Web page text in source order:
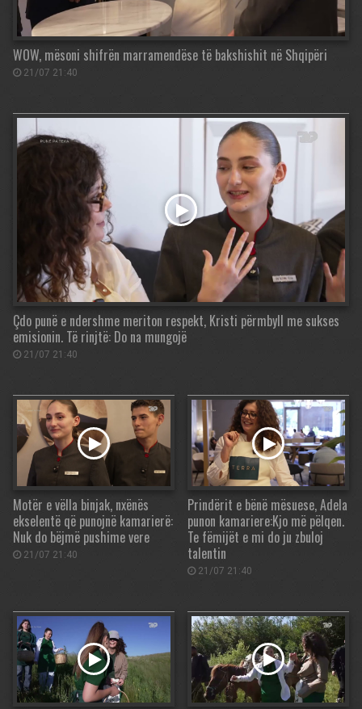
WOW, mësoni shifrën marramendëse të bakshishit në Shqipëri
21/07 21:40
Çdo punë e ndershme meriton respekt, Kristi përmbyll me sukses
emisionin. Të rinjtë: Do na mungojë
21/07 21:40
Motër e vëlla binjak, nxënës
ekselentë që punojnë kamarierë:
Nuk do bëjmë pushime vere
21/07 21:40
Prindërit e bënë mësuese, Adela
punon kamariere:Kjo më pëlqen.
Te fëmijët e mi do ju zbuloj
talentin
21/07 21:40